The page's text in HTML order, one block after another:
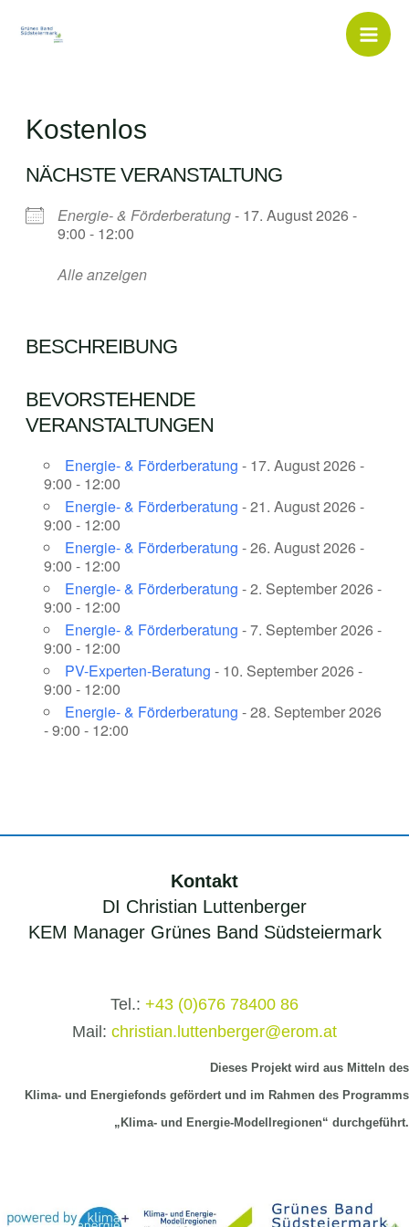
springen
Inhalt
Kostenlos
NÄCHSTE VERANSTALTUNG
Energie- & Förderberatung- 17. August 2026 -
9:00 - 12:00
Alle anzeigen
BESCHREIBUNG
BEVORSTEHENDE
VERANSTALTUNGEN
Energie- & Förderberatung - 17. August 2026 -
9:00 - 12:00
Energie- & Förderberatung - 21. August 2026 -
9:00 - 12:00
Energie- & Förderberatung - 26. August 2026 -
9:00 - 12:00
Energie- & Förderberatung - 2. September 2026 -
9:00 - 12:00
Energie- & Förderberatung - 7. September 2026 -
9:00 - 12:00
PV-Experten-Beratung - 10. September 2026 -
9:00 - 12:00
Energie- & Förderberatung - 28. September 2026
- 9:00 - 12:00
Kontakt
DI Christian Luttenberger
KEM Manager Grünes Band Südsteiermark
Tel.: +43 (0)676 78400 86
Mail: christian.luttenberger@erom.at
Dieses Projekt wird aus Mitteln des
Klima- und Energiefonds gefördert und im Rahmen des Programms
„Klima- und Energie-Modellregionen“ durchgeführt.